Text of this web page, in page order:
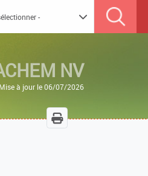
NV
Mise à jour le 06/07/2026